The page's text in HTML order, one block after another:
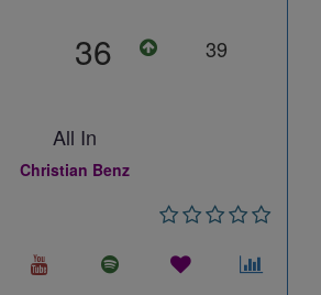
36 39
All In
Christian Benz